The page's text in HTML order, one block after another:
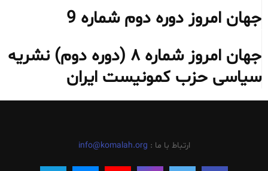
جهان امروز دوره دوم شماره 9
جهان امروز شماره ۸ (دوره دوم) نشریه
سیاسی حزب کمونیست ایران
ارتباط با ما : info@komalah.org